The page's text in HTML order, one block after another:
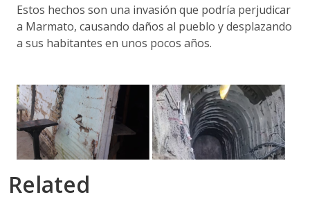
Estos hechos son una invasión que podría perjudicar
a Marmato, causando daños al pueblo y desplazando
a sus habitantes en unos pocos años.
Related